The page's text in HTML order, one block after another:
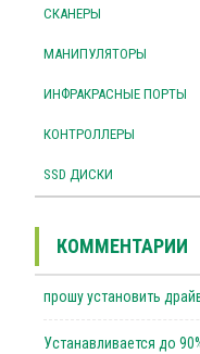
СКАНЕРЫ
МАНИПУЛЯТОРЫ
ИНФРАКРАСНЫЕ ПОРТЫ
КОНТРОЛЛЕРЫ
SSD ДИСКИ
КОММЕНТАРИИ
прошу установить
Устанавливается до